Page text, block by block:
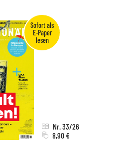
Nr. 33/26
8,90 €